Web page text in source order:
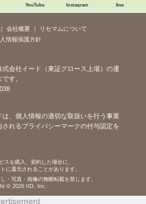
YouTube Instagram line
会社概要
リセマムについて
情報保護方針
式会社イード（東証グロース上場）の運
す。
は、個人情報の適切な取扱いを行う事業
されるプライバシーマークの付与認定を
スを購入、契約した場合に、
に還元されることがあります。
・写真・画像の無断転載を禁じます。
© 2026 IID, Inc.